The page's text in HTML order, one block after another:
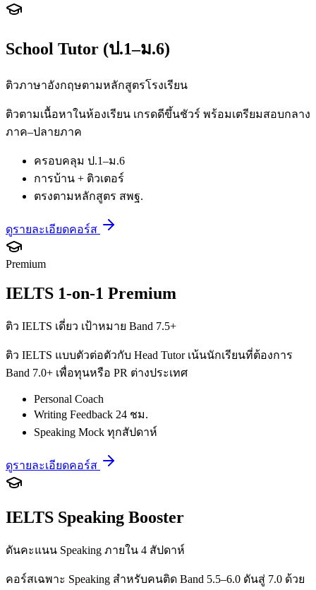
School Tutor (ป.1–ม.6)
ติวภาษาอังกฤษตามหลักสูตรโรงเรียน
ติวตามเนื้อหาในห้องเรียน เกรดดีขึ้นชัวร์ พร้อมเตรียมสอบกลาง
ภาค–ปลายภาค
ครอบคลุม ป.1–ม.6
การบ้าน + ติวเตอร์
ตรงตามหลักสูตร สพฐ.
ดูรายละเอียดคอร์ส
Premium
IELTS 1-on-1 Premium
ติว IELTS เดี่ยว เป้าหมาย Band 7.5+
ติว IELTS แบบตัวต่อตัวกับ Head Tutor เน้นนักเรียนที่ต้องการ
Band 7.0+ เพื่อทุนหรือ PR ต่างประเทศ
Personal Coach
Writing Feedback 24 ชม.
Speaking Mock ทุกสัปดาห์
ดูรายละเอียดคอร์ส
IELTS Speaking Booster
ดันคะแนน Speaking ภายใน 4 สัปดาห์
คอร์สเฉพาะ Speaking สำหรับคนติด Band 5.5–6.0 ดันสู่ 7.0 ด้วย